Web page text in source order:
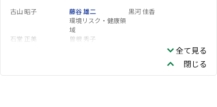
古山 昭子
藤谷 雄二
環境リスク・健康領
域
黒河 佳香
石堂 正美 曽根 秀子
全て見る
閉じる